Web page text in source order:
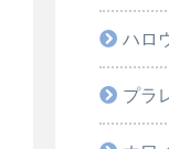
ハロ
プラ